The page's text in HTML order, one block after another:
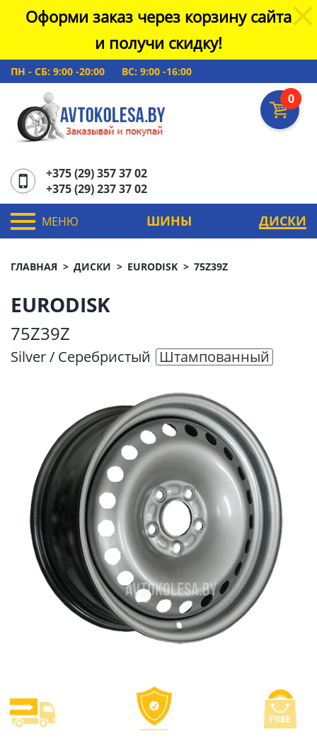
Оформи заказ через корзину сайта
и получи скидку!
ПН - СБ: 9:00 -20:00 ВС: 9:00 -16:00
0
+375 (29) 357 37 02
+375 (29) 237 37 02
МЕНЮ ШИНЫ ДИСКИ
ГЛАВНАЯ ДИСКИ EURODISK 75Z39Z
EURODISK
75Z39Z
Silver / Серебристый Штампованный